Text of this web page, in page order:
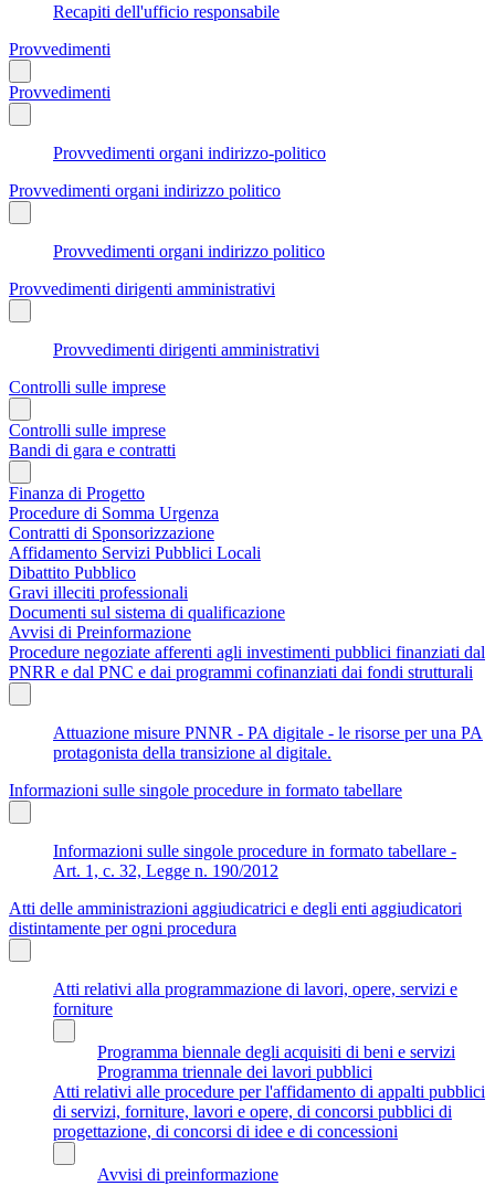
Recapiti dell'ufficio responsabile
Provvedimenti
Provvedimenti
Provvedimenti organi indirizzo-politico
Provvedimenti organi indirizzo politico
Provvedimenti organi indirizzo politico
Provvedimenti dirigenti amministrativi
Provvedimenti dirigenti amministrativi
Controlli sulle imprese
Controlli sulle imprese
Bandi di gara e contratti
Finanza di Progetto
Procedure di Somma Urgenza
Contratti di Sponsorizzazione
Affidamento Servizi Pubblici Locali
Dibattito Pubblico
Gravi illeciti professionali
Documenti sul sistema di qualificazione
Avvisi di Preinformazione
Procedure negoziate afferenti agli investimenti pubblici finanziati dal
PNRR e dal PNC e dai programmi cofinanziati dai fondi strutturali
Attuazione misure PNNR - PA digitale - le risorse per una PA
protagonista della transizione al digitale.
Informazioni sulle singole procedure in formato tabellare
Informazioni sulle singole procedure in formato tabellare -
Art. 1, c. 32, Legge n. 190/2012
Atti delle amministrazioni aggiudicatrici e degli enti aggiudicatori
distintamente per ogni procedura
Atti relativi alla programmazione di lavori, opere, servizi e
forniture
Programma biennale degli acquisiti di beni e servizi
Programma triennale dei lavori pubblici
Atti relativi alle procedure per l'affidamento di appalti pubblici
di servizi, forniture, lavori e opere, di concorsi pubblici di
progettazione, di concorsi di idee e di concessioni
Avvisi di preinformazione